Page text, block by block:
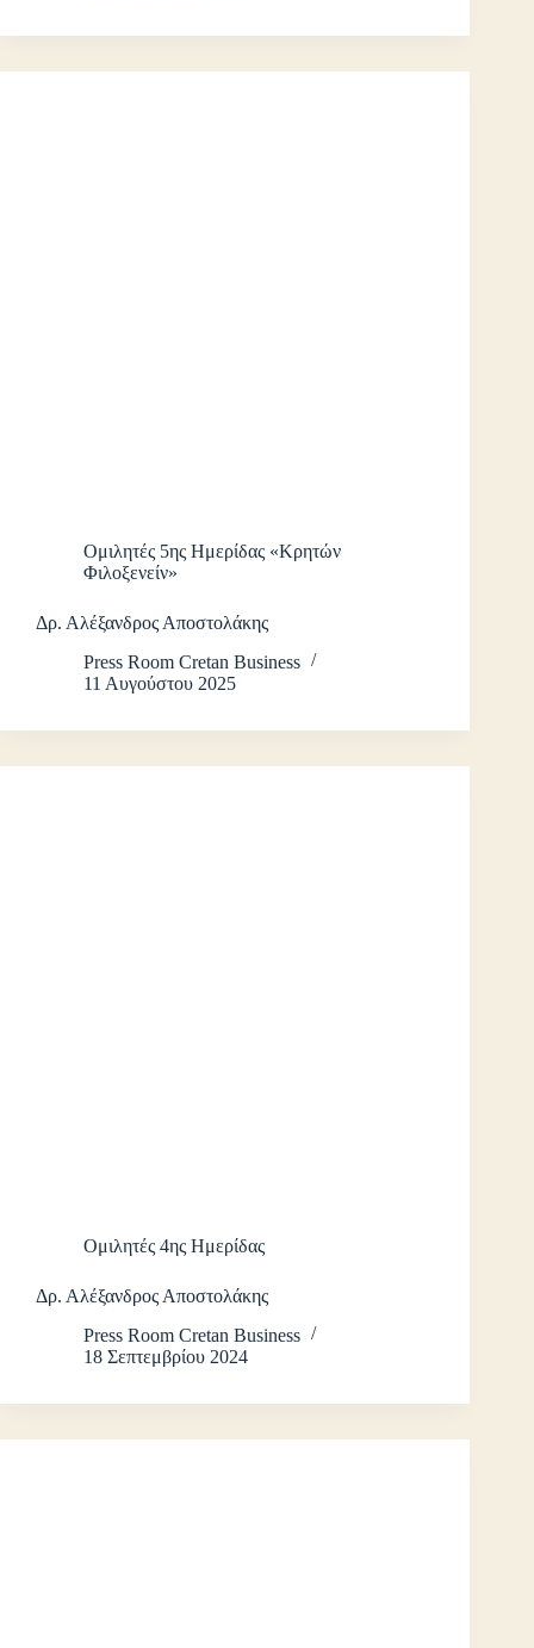
Ομιλητές 5ης Ημερίδας «Κρητών
Φιλοξενείν»
Δρ. Αλέξανδρος Αποστολάκης
Press Room Cretan Business
11 Αυγούστου 2025
Ομιλητές 4ης Ημερίδας
Δρ. Αλέξανδρος Αποστολάκης
Press Room Cretan Business
18 Σεπτεμβρίου 2024